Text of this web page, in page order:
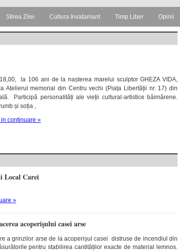
Stirea Zilei Cultura Invatamant Timp Liber Opinii
la 106 ani de la nașterea marelui sculptor GHEZA VIDA,
Atelierul memorial din Centru vechi (Piața Libertății nr. 17) din
Participă personalități ale vieții cultural-artistice băimărene.
și soția ,
continuare »
Local Carei
»
acoperișului casei arse
a grinzilor arse de la acoperișul casei distruse de incendiul din
pentru stabilirea cantităților exacte de material lemnos.